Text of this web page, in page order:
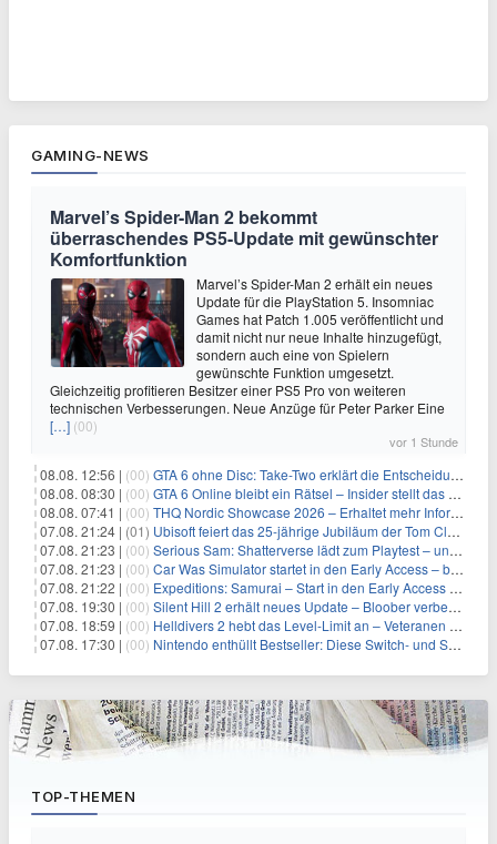
GAMING-NEWS
Marvel’s Spider-Man 2 bekommt
überraschendes PS5-Update mit gewünschter
Komfortfunktion
Marvel’s Spider-Man 2 erhält ein neues
Update für die PlayStation 5. Insomniac
Games hat Patch 1.005 veröffentlicht und
damit nicht nur neue Inhalte hinzugefügt,
sondern auch eine von Spielern
gewünschte Funktion umgesetzt.
Gleichzeitig profitieren Besitzer einer PS5 Pro von weiteren
technischen Verbesserungen. Neue Anzüge für Peter Parker Eine
[…] (00)
vor 1 Stunde
08.08. 12:56 | (00) GTA 6 ohne Disc: Take-Two erklärt die Entscheidung für Download-Codes
08.08. 08:30 | (00) GTA 6 Online bleibt ein Rätsel – Insider stellt das neue Gerücht klar
08.08. 07:41 | (00) THQ Nordic Showcase 2026 – Erhaltet mehr Informationen
07.08. 21:24 | (01) Ubisoft feiert das 25-jährige Jubiläum der Tom Clancy’s Ghost Recon-Reihe
07.08. 21:23 | (00) Serious Sam: Shatterverse lädt zum Playtest – und erscheint schon bald!
07.08. 21:23 | (00) Car Was Simulator startet in den Early Access – bald gehts los!
07.08. 21:22 | (00) Expeditions: Samurai – Start in den Early Access ab heute im feudalen Japan
07.08. 19:30 | (00) Silent Hill 2 erhält neues Update – Bloober verbessert Grafik und Performance
07.08. 18:59 | (00) Helldivers 2 hebt das Level-Limit an – Veteranen können endlich weiter aufsteigen
07.08. 17:30 | (00) Nintendo enthüllt Bestseller: Diese Switch- und Switch-2-Spiele verkaufen sich am besten
TOP-THEMEN